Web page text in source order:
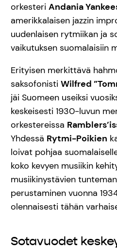
orkesteri Andania
amerikkalaisen jazzin
uudenlaisen rytmiikan ja
vaikutuksen suomalaisiin
Erityisen merkittävä
saksofonisti Wilfred
jäi Suomeen useiksi
keskeisesti 1930-luvun
orkestereissa
Yhdessä Rytmi-Poikien
loivat pohjaa
koko kevyen musiikin
musiikinystävien
perustaminen vuonna
olennaisesti tähän
Sotavuodet